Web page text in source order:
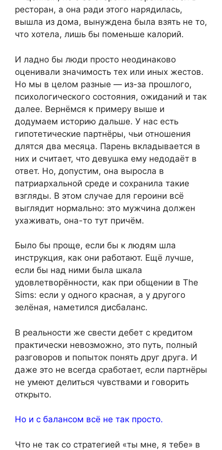
ресторан, а она ради этого нарядилась,
вышла из дома, вынуждена была взять не то,
что хотела, лишь бы поменьше калорий.
И ладно бы люди просто неодинаково
оценивали значимость тех или иных жестов.
Но мы в целом разные — из-за прошлого,
психологического состояния, ожиданий и так
далее. Вернёмся к примеру выше и
додумаем историю дальше. У нас есть
гипотетические партнёры, чьи отношения
длятся два месяца. Парень вкладывается в
них и считает, что девушка ему недодаёт в
ответ. Но, допустим, она выросла в
патриархальной среде и сохранила такие
взгляды. В этом случае для героини всё
выглядит нормально: это мужчина должен
ухаживать, она-то тут причём.
Было бы проще, если бы к людям шла
инструкция, как они работают. Ещё лучше,
если бы над ними была шкала
удовлетворённости, как при общении в The
Sims: если у одного красная, а у другого
зелёная, наметился дисбаланс.
В реальности же свести дебет с кредитом
практически невозможно, это путь, полный
разговоров и попыток понять друг друга. И
даже это не всегда сработает, если партнёры
не умеют делиться чувствами и говорить
открыто.
Но и с балансом всё не так просто.
Что не так со стратегией «ты мне, я тебе» в